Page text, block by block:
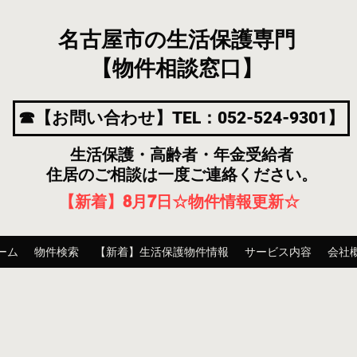
名古屋市の生活保護専門
【物件相談窓口】
☎【お問い合わせ】TEL：052-524-9301】
生活保護・高齢者・年金受給者
住居のご相談は一度ご連絡ください。
【新着】8月7日 ☆物件情報更新☆
ム 物件検索 【新着】生活保護物件情報 サービス内容 会社